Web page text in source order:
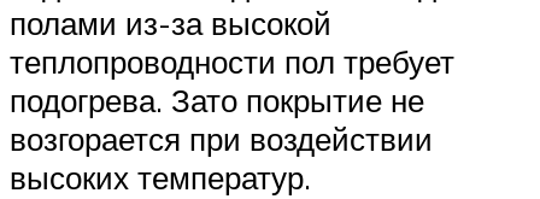
полами из-за высокой
теплопроводности пол требует
подогрева. Зато покрытие не
возгорается при воздействии
высоких температур.